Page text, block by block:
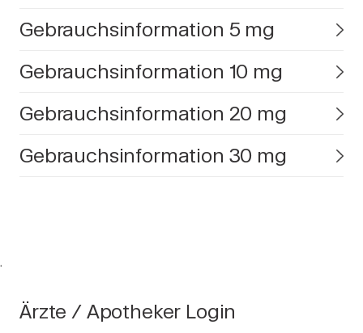
Gebrauchsinformation 5 mg
Gebrauchsinformation 10 mg
Gebrauchsinformation 20 mg
Gebrauchsinformation 30 mg
.
Ärzte / Apotheker Login